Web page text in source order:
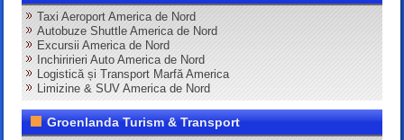
Taxi Aeroport America de Nord
Autobuze Shuttle America de Nord
Excursii America de Nord
Inchiririeri Auto America de Nord
Logistică și Transport Marfă America
Limizine & SUV America de Nord
Groenlanda Turism & Transport